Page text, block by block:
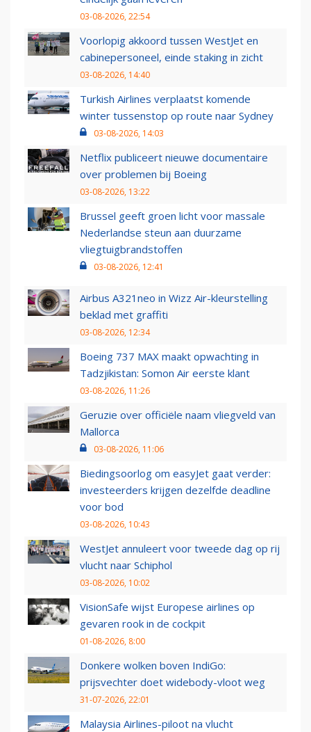
03-08-2026, 22:54
Voorlopig akkoord tussen WestJet en
cabinepersoneel, einde staking in zicht
03-08-2026, 14:40
Turkish Airlines verplaatst komende
winter tussenstop op route naar Sydney
03-08-2026, 14:03
Netflix publiceert nieuwe documentaire
over problemen bij Boeing
03-08-2026, 13:22
Brussel geeft groen licht voor massale
Nederlandse steun aan duurzame
vliegtuigbrandstoffen
03-08-2026, 12:41
Airbus A321neo in Wizz Air-kleurstelling
beklad met graffiti
03-08-2026, 12:34
Boeing 737 MAX maakt opwachting in
Tadzjikistan: Somon Air eerste klant
03-08-2026, 11:26
Geruzie over officiële naam vliegveld van
Mallorca
03-08-2026, 11:06
Biedingsoorlog om easyJet gaat verder:
investeerders krijgen dezelfde deadline
voor bod
03-08-2026, 10:43
WestJet annuleert voor tweede dag op rij
vlucht naar Schiphol
03-08-2026, 10:02
VisionSafe wijst Europese airlines op
gevaren rook in de cockpit
01-08-2026, 8:00
Donkere wolken boven IndiGo:
prijsvechter doet widebody-vloot weg
31-07-2026, 22:01
Malaysia Airlines-piloot na vlucht